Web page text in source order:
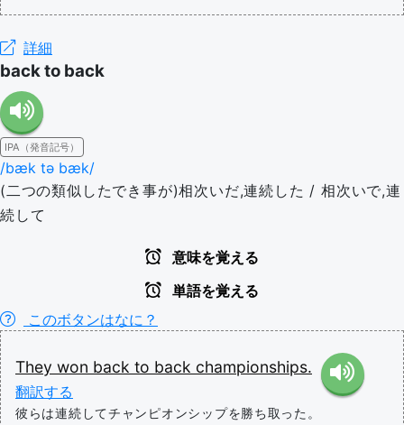
詳細
back to back
IPA（発音記号）
/bæk tə bæk/
(二つの類似したでき事が)相次いだ,連続した / 相次いで,連
続して
意味を覚える
単語を覚える
このボタンはなに？
They won back to back championships.
翻訳する
彼らは連続してチャンピオンシップを勝ち取った。